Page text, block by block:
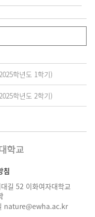
학년도 1학기)
학년도 2학기)
침
길 52 이화여자대학교
nature@ewha.ac.kr